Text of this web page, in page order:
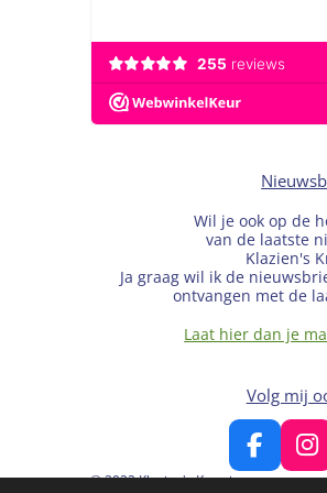
Wil je ook op de
van de laatste
Klazien's
Ja graag wil ik de
ontvangen met de
Laat hier dan je
Volg mij
F
a
I
n
© 2022 Klazien's Kreatie